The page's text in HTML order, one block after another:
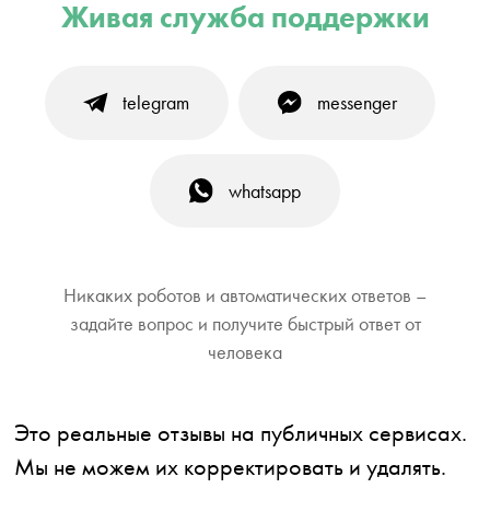
Живая служба поддержки
telegram messenger
whatsapp
Никаких роботов и автоматических ответов –
задайте вопрос и получите быстрый ответ от
человека
Это реальные отзывы на публичных сервисах.
Мы не можем их корректировать и удалять.